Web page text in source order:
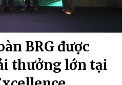
BRG được
thưởng lớn tại